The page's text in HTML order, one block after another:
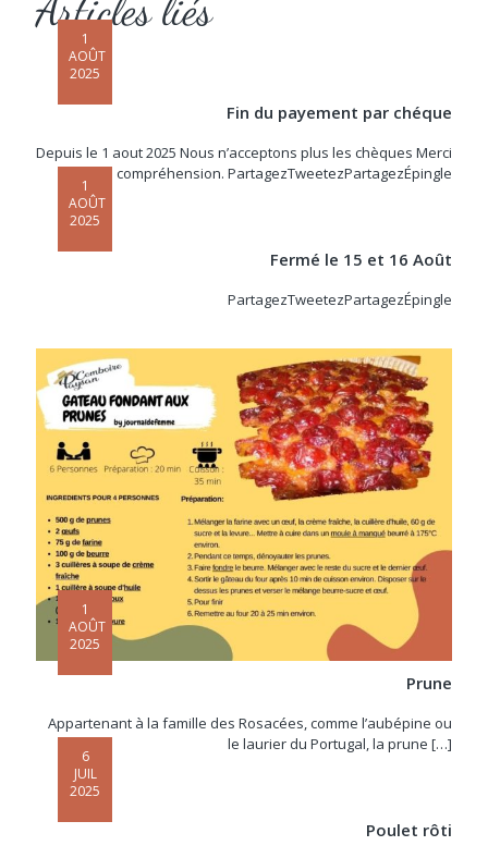
1
AOÛT
2025
Fin du payement par chéque
Depuis le 1 aout 2025 Nous n’acceptons plus les chèques Merci
de votre compréhension. PartagezTweetezPartagezÉpingle
1
AOÛT
2025
Fermé le 15 et 16 Août
PartagezTweetezPartagezÉpingle
1
AOÛT
2025
Prune
Appartenant à la famille des Rosacées, comme l’aubépine ou
le laurier du Portugal, la prune […]
6
JUIL
2025
Poulet rôti